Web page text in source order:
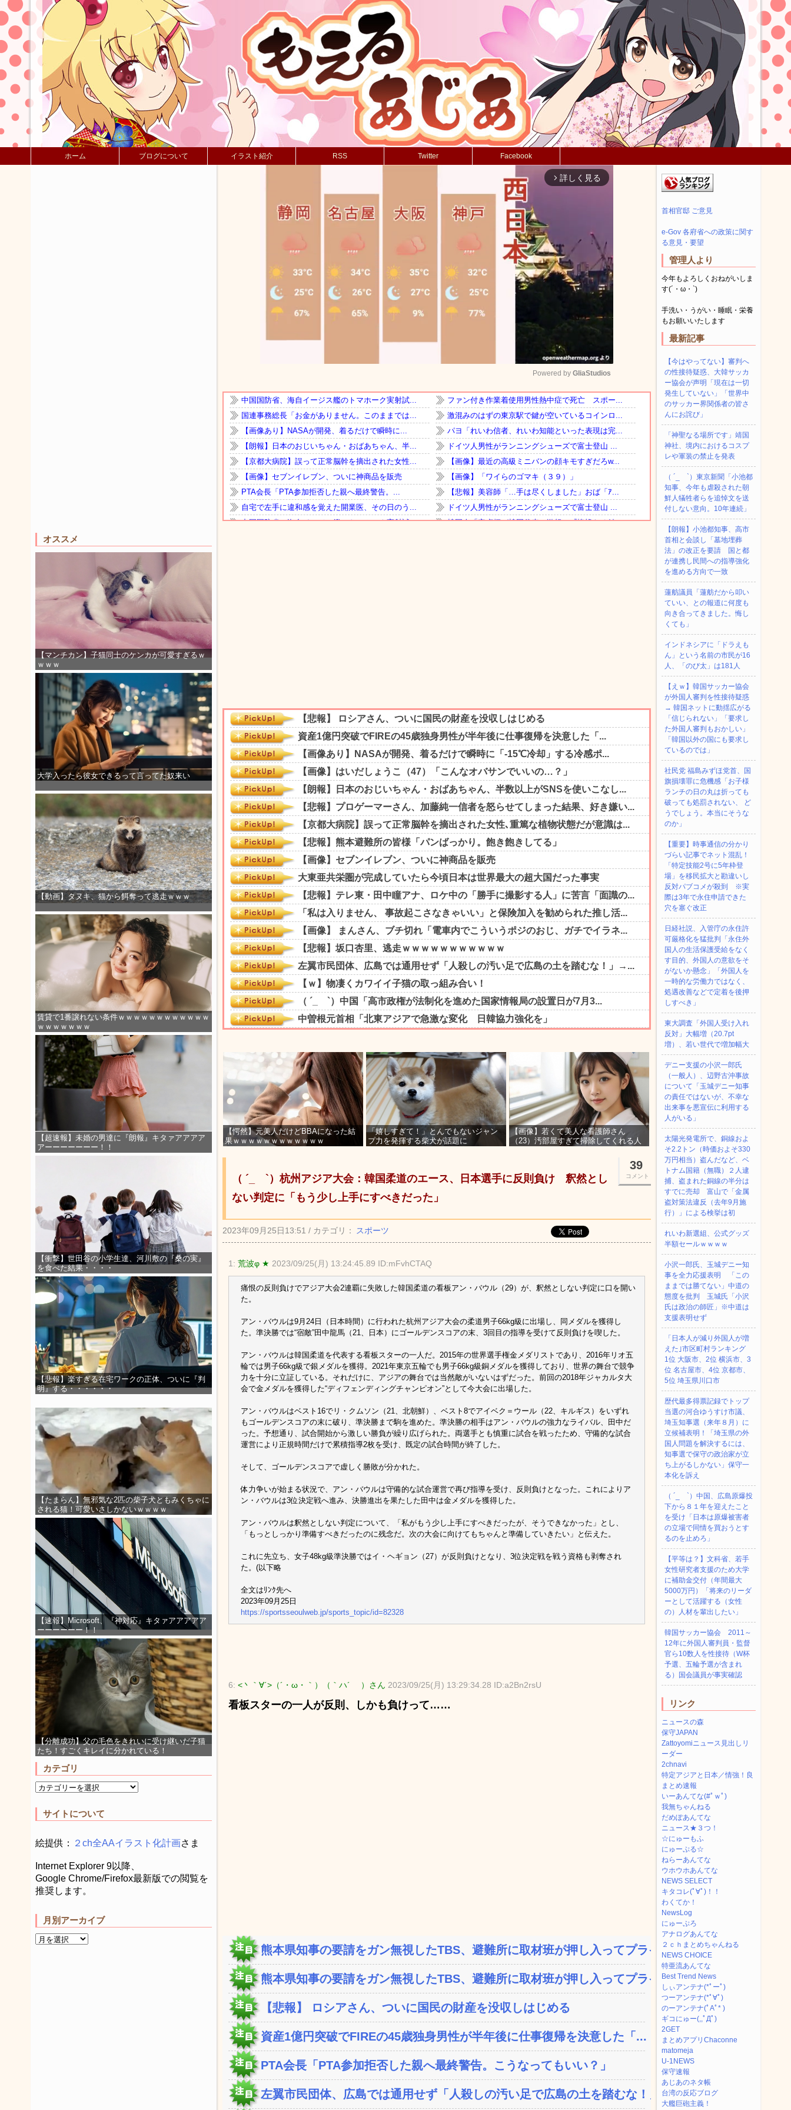
ホーム ブログについて イラスト紹介 RSS Twitter Facebook
オススメ
【マンチカン】子猫同士のケンカが可愛すぎるｗ
ｗｗｗ
大学入ったら彼女できるって言ってた奴来い
【動画】タヌキ、猫から餌奪って逃走ｗｗｗ
賃貸で1番譲れない条件ｗｗｗｗｗｗｗｗｗｗｗｗ
ｗｗｗｗｗｗｗ
【超速報】未婚の男達に『朗報』キタァアアアア
アーーーーーーー！！
【衝撃】世田谷の小学生達、河川敷の『桑の実』
を食べた結果・・・・
【悲報】楽すぎる在宅ワークの正体、ついに『判
明』する・・・・・・
【たまらん】無邪気な2匹の柴子犬ともみくちゃに
される猫！可愛いさしかないｗｗｗｗ
【速報】Microsoft、『神対応』キタァアアアアア
ーーーーーー！！
【分離成功】父の毛色をきれいに受け継いだ子猫
たち！すごくキレイに分かれている！
カテゴリ
サイトについて
絵提供： ２ch全AAイラスト化計画さま
Internet Explorer 9以降、
Google Chrome/Firefox最新版での閲覧を
推奨します。
月別アーカイブ
arrow_forward_ios 詳しく見る
Mute
Powered by GliaStudios
【愕然】元美人だけどBBAになった結
果ｗｗｗｗｗｗｗｗｗｗｗｗ
「嬉しすぎて！」とんでもないジャン
プ力を発揮する柴犬が話題に
【画像】若くて美人な看護師さん
（23）汚部屋すぎて掃除してくれる人
39
コメント
（ ´_ゝ`）杭州アジア大会：韓国柔道のエース、日本選手に反則負け 釈然とし
ない判定に「もう少し上手にすべきだった」
2023年09月25日13:51 / カテゴリ： スポーツ
1: 荒波φ ★ 2023/09/25(月) 13:24:45.89 ID:mFvhCTAQ
痛恨の反則負けでアジア大会2連覇に失敗した韓国柔道の看板アン・バウル（29）が、釈然としない判定に口を開い
た。
アン・バウルは9月24日（日本時間）に行われた杭州アジア大会の柔道男子66kg級に出場し、同メダルを獲得し
た。準決勝では“宿敵”田中龍馬（21、日本）にゴールデンスコアの末、3回目の指導を受けて反則負けを喫した。
アン・バウルは韓国柔道を代表する看板スターの一人だ。2015年の世界選手権金メダリストであり、2016年リオ五
輪では男子66kg級で銀メダルを獲得。2021年東京五輪でも男子66kg級銅メダルを獲得しており、世界の舞台で競争
力を十分に立証している。それだけに、アジアの舞台では当然敵がいないはずだった。前回の2018年ジャカルタ大
会で金メダルを獲得した“ディフェンディングチャンピオン”として今大会に出場した。
アン・バウルはベスト16でリ・クムソン（21、北朝鮮）、ベスト8でアイベク＝ウール（22、キルギス）をいずれ
もゴールデンスコアの末に破り、準決勝まで駒を進めた。準決勝の相手はアン・バウルの強力なライバル、田中だ
った。予想通り、試合開始から激しい勝負が繰り広げられた。両選手とも慎重に試合を戦ったため、守備的な試合
運営により正規時間だけで累積指導2枚を受け、既定の試合時間が終了した。
そして、ゴールデンスコアで虚しく勝敗が分かれた。
体力争いが始まる状況で、アン・バウルは守備的な試合運営で再び指導を受け、反則負けとなった。これによりア
ン・バウルは3位決定戦へ進み、決勝進出を果たした田中は金メダルを獲得した。
アン・バウルは釈然としない判定について、「私がもう少し上手にすべきだったが、そうできなかった」とし、
「もっとしっかり準備すべきだったのに残念だ。次の大会に向けてもちゃんと準備していきたい」と伝えた。
これに先立ち、女子48kg級準決勝ではイ・ヘギョン（27）が反則負けとなり、3位決定戦を戦う資格も剥奪され
た。(以下略
全文はﾘﾝｸ先へ
2023年09月25日
https://sportsseoulweb.jp/sports_topic/id=82328
6: <丶｀∀´>（´・ω・｀）（｀ハ´ ）さん 2023/09/25(月) 13:29:34.28 ID:a2Bn2rsU
看板スターの一人が反則、しかも負けって……
熊本県知事の要請をガン無視したTBS、避難所に取材班が押し入ってプライ...
熊本県知事の要請をガン無視したTBS、避難所に取材班が押し入ってプライ...
【悲報】 ロシアさん、ついに国民の財産を没収しはじめる
資産1億円突破でFIREの45歳独身男性が半年後に仕事復帰を決意した「...
PTA会長「PTA参加拒否した親へ最終警告。こうなってもいい？」
左翼市民団体、広島では通用せず「人殺しの汚い足で広島の土を踏むな！」→...
首相官邸 ご意見
e-Gov 各府省への政策に関す
る意見・要望
管理人より
今年もよろしくおねがいしま
す(´・ω・`)
手洗い・うがい・睡眠・栄養
もお願いいたします
最新記事
【今はやってない】審判へ
の性接待疑惑、大韓サッカ
ー協会が声明「現在は一切
発生していない」「世界中
のサッカー界関係者の皆さ
んにお詫び」
「神聖なる場所です」靖国
神社、境内におけるコスプ
レや軍装の禁止を発表
（ ´_ゝ`）東京新聞「小池都
知事、今年も虐殺された朝
鮮人犠牲者らを追悼文を送
付しない意向。10年連続」
【朗報】小池都知事、高市
首相と会談し「墓地埋葬
法」の改正を要請 国と都
が連携し民間への指導強化
を進める方向で一致
蓮舫議員「蓮舫だから叩い
ていい、との報道に何度も
向き合ってきました。悔し
くても」
インドネシアに「ドラえも
ん」という名前の市民が16
人、「のび太」は181人
【えｗ】韓国サッカー協会
が外国人審判を性接待疑惑
→ 韓国ネットに動揺広がる
「信じられない」「要求し
た外国人審判もおかしい」
「韓国以外の国にも要求し
ているのでは」
社民党 福島みずほ党首、国
旗損壊罪に危機感「お子様
ランチの日の丸は折っても
破っても処罰されない、 ど
うでしょう。本当にそうな
のか」
【重要】時事通信の分かり
づらい記事でネット混乱！
「特定技能2号に5年枠登
場」を移民拡大と勘違いし
反対パブコメが殺到 ※実
際は3年で永住申請できた
穴を塞ぐ改正
日経社説、入管庁の永住許
可厳格化を猛批判「永住外
国人の生活保護受給をなく
す目的、外国人の意欲をそ
がないか懸念」「外国人を
一時的な労働力ではなく、
処遇改善などで定着を後押
しすべき」
東大調査「外国人受け入れ
反対」大幅増（20.7pt
増）、若い世代で増加幅大
デニー支援の小沢一郎氏
（一般人）、辺野古沖事故
について「玉城デニー知事
の責任ではないが、不幸な
出来事を悪宣伝に利用する
人がいる」
太陽光発電所で、銅線およ
そ2.2トン（時価およそ330
万円相当）盗んだなど、ベ
トナム国籍（無職）２人逮
捕、盗まれた銅線の半分は
すでに売却 富山で「金属
盗対策法違反（去年9月施
行）」による検挙は初
れいわ新選組、公式グッズ
半額セールｗｗｗｗ
小沢一郎氏、玉城デニー知
事を全力応援表明 「この
ままでは勝てない」中道の
態度を批判 玉城氏「小沢
氏は政治の師匠」※中道は
支援表明せず
「日本人が減り外国人が増
えた｣市区町村ランキング
1位 大阪市、2位 横浜市、3
位 名古屋市、4位 京都市、
5位 埼玉県川口市
歴代最多得票記録でトップ
当選の河合ゆうすけ市議、
埼玉知事選（来年８月）に
立候補表明！「埼玉県の外
国人問題を解決するには、
知事選で保守の政治家が立
ち上がるしかない」保守一
本化を訴え
（ ´_ゝ`）中国、広島原爆投
下から８１年を迎えたこと
を受け「日本は原爆被害者
の立場で同情を買おうとす
るのを止めろ」
【平等は？】文科省、若手
女性研究者支援のため大学
に補助金交付（年間最大
5000万円）「将来のリーダ
ーとして活躍する（女性
の）人材を輩出したい」
韓国サッカー協会 2011～
12年に外国人審判員・監督
官ら10数人を性接待（W杯
予選、五輪予選が含まれ
る）国会議員が事実確認
リンク
ニュースの森
保守JAPAN
Zattoyomiニュース見出しリ
ーダー
2chnavi
特定アジアと日本／情強！良
まとめ速報
いーあんてな(#ﾟｗﾟ)
我無ちゃんねる
だめぽあんてな
ニュース★３つ！
☆にゅーもふ
にゅーぷる☆
ねらーあんてな
ウホウホあんてな
NEWS SELECT
キタコレ(ﾟ∀ﾟ)！！
わくてか！
NewsLog
にゅーぷろ
アナログあんてな
２ｃｈまとめちゃんねる
NEWS CHOICE
特亜流あんてな
Best Trend News
しぃアンテナ(*ﾟーﾟ)
つーアンテナ(*ﾟ∀ﾟ)
のーアンテナ(ﾟAﾟ* )
ギコにゅー(,,ﾟДﾟ)
2GET
まとめアプリChaconne
matomeja
U-1NEWS
保守速報
あじあのネタ帳
台湾の反応ブログ
大艦巨砲主義！